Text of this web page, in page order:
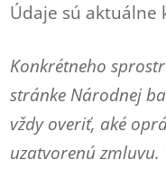
Údaje sú
Konkrétneho
stránke Národnej
vždy overiť, aké
uzatvorenú zmluvu.